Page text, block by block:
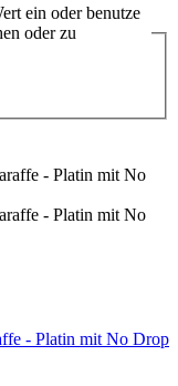
ein oder benutze
oder zu
- Platin mit No Drop